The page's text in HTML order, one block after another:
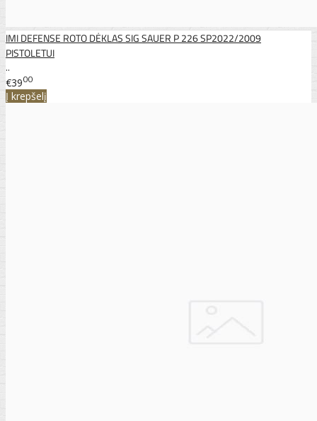
IMI DEFENSE ROTO DĖKLAS SIG SAUER P 226 SP2022/2009
PISTOLETUI
..
€3900
Į krepšelį